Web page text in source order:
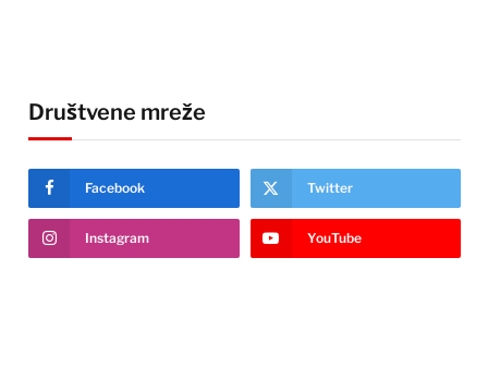
Društvene mreže
Facebook Twitter
Instagram YouTube